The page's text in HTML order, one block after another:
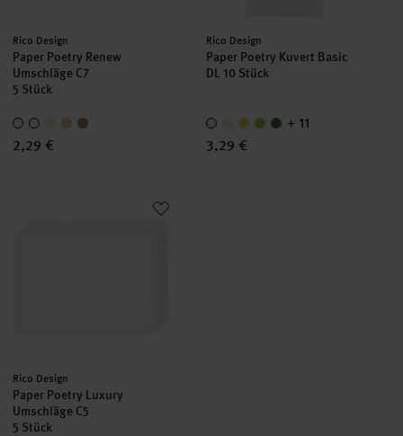
Hersteller:
Rico Design
Paper Poetry Renew
Umschläge C7
5 Stück
2,29 €
Hersteller:
Rico Design
Paper Poetry Kuvert Basic
DL 10 Stück
+ 11
3,29 €
Paper Poetry Luxury Umschläge C5
Hersteller:
Rico Design
Paper Poetry Luxury
Umschläge C5
5 Stück